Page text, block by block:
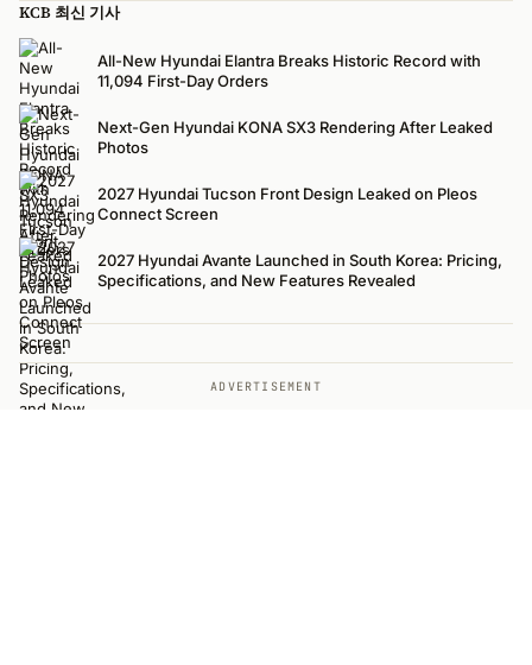
KCB 최신 기사
All-New Hyundai Elantra Breaks Historic Record with
11,094 First-Day Orders
Next-Gen Hyundai KONA SX3 Rendering After Leaked
Photos
2027 Hyundai Tucson Front Design Leaked on Pleos
Connect Screen
2027 Hyundai Avante Launched in South Korea: Pricing,
Specifications, and New Features Revealed
ADVERTISEMENT